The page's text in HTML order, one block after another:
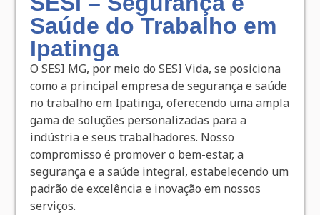
Saúde do Trabalho em
Ipatinga
O SESI MG, por meio do SESI Vida, se posiciona
como a principal empresa de segurança e saúde
no trabalho em Ipatinga, oferecendo uma ampla
gama de soluções personalizadas para a
indústria e seus trabalhadores. Nosso
compromisso é promover o bem-estar, a
segurança e a saúde integral, estabelecendo um
padrão de excelência e inovação em nossos
serviços.